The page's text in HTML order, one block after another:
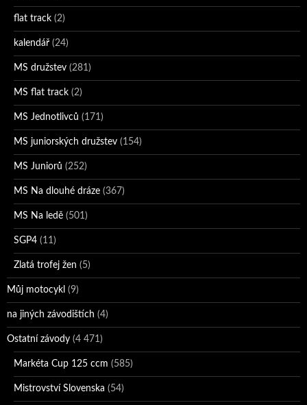
flat track (2)
kalendář (24)
MS družstev (281)
MS flat track (2)
MS Jednotlivců (171)
MS juniorských družstev (154)
MS Juniorů (252)
MS Na dlouhé dráze (367)
MS Na ledě (501)
SGP4 (11)
Zlatá trofej žen (5)
Můj motocykl (9)
na jiných závodištích (4)
Ostatní závody (4 471)
Markéta Cup 125 ccm (585)
Mistrovství Slovenska (54)